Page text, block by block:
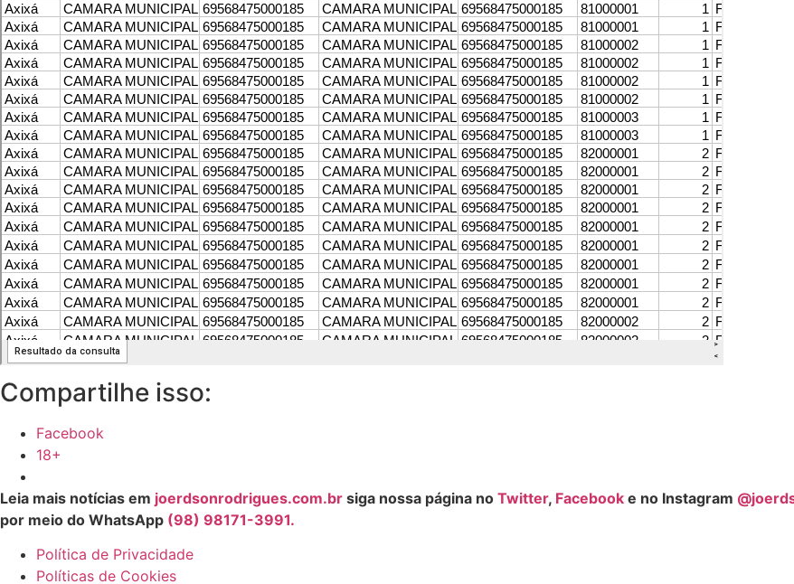
Compartilhe isso:
Facebook
18+
Leia mais notícias em joerdsonrodrigues.com.br siga nossa página no Twitter, Facebook e no Instagram
por meio do WhatsApp (98) 98171-3991.
Política de Privacidade
Políticas de Cookies